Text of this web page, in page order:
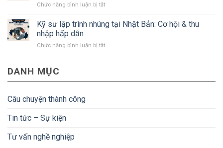
và
kiện
Điều
để
động
hoàn
Chức năng bình luận bị tắtở
sư
thiết
CAD
Mức
Kỹ sư lập trình nhúng tại Nhật Bản: Cơ hội & thu
nhập hấp dẫn
Chức năng bình luận bị tắtở
DANH MỤC
Câu chuyện thành công
Tin tức – Sự kiện
Tư vấn nghề nghiệp